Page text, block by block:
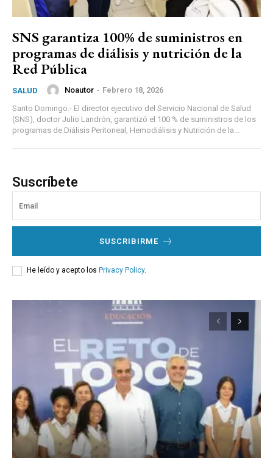
SNS garantiza 100% de suministros en
programas de diálisis y nutrición de la
Red Pública
SALUD Noautor - Febrero 18, 2026
Santo Domingo.- El director ejecutivo del Servicio Nacional de Salud
(SNS), doctor Julio Landrón, garantizó el 100 % de suministros de los
programas de Diálisis Peritoneal, Hemodiálisis y Nutrición de la...
Suscríbete
SUSCRIBIRME
He leído y acepto los Privacy Policy.